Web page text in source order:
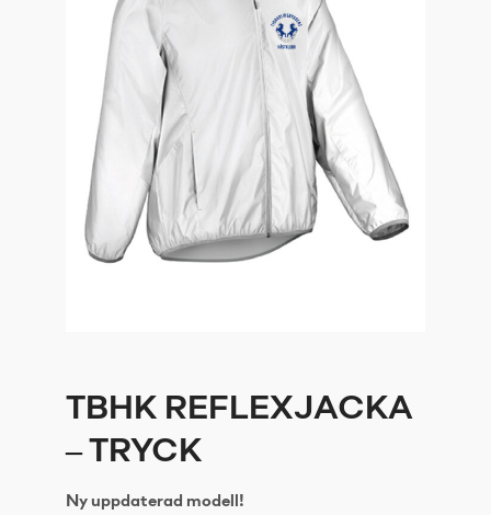
TBHK REFLEXJACKA
– TRYCK
Ny uppdaterad modell!